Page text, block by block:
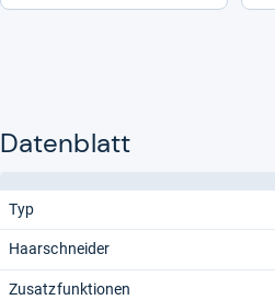
Datenblatt
Typ
Haarschneider
Zusatzfunktionen